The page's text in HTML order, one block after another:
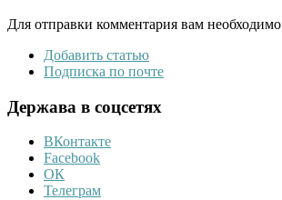
Для отправки комментария вам необходимо
Добавить статью
Подписка по почте
Держава в соцсетях
ВКонтакте
Facebook
ОК
Телеграм